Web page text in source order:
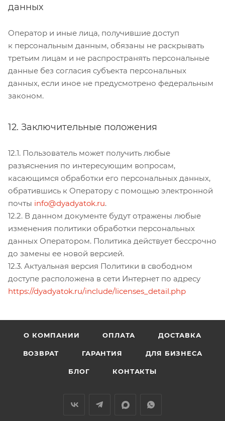
данных
Оператор и иные лица, получившие доступ
к персональным данным, обязаны не раскрывать
третьим лицам и не распространять персональные
данные без согласия субъекта персональных
данных, если иное не предусмотрено федеральным
законом.
12. Заключительные положения
12.1. Пользователь может получить любые
разъяснения по интересующим вопросам,
касающимся обработки его персональных данных,
обратившись к Оператору с помощью электронной
почты info@dyadyatok.ru.
12.2. В данном документе будут отражены любые
изменения политики обработки персональных
данных Оператором. Политика действует бессрочно
до замены ее новой версией.
12.3. Актуальная версия Политики в свободном
доступе расположена в сети Интернет по адресу
https://dyadyatok.ru/include/licenses_detail.php
О КОМПАНИИ ОПЛАТА ДОСТАВКА
ВОЗВРАТ ГАРАНТИЯ ДЛЯ БИЗНЕСА
БЛОГ КОНТАКТЫ